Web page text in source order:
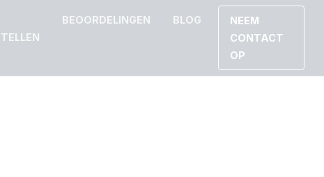
BEOORDELINGEN BLOG
NEEM
CONTACT
OP